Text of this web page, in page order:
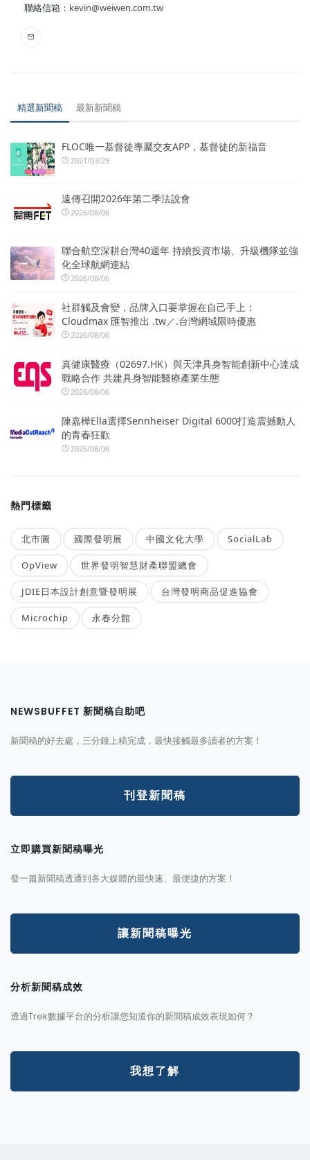
聯絡信箱： kevin@weiwen.com.tw
精選新聞稿 最新新聞稿
FLOC唯一基督徒專屬交友APP，基督徒的新福音
2021/03/29
遠傳召開2026年第二季法說會
2026/08/06
聯合航空深耕台灣40週年 持續投資市場、升級機隊並強
化全球航網連結
2026/08/06
社群觸及會變，品牌入口要掌握在自己手上：
Cloudmax 匯智推出 .tw／.台灣網域限時優惠
2026/08/06
真健康醫療（02697.HK）與天津具身智能創新中心達成
戰略合作 共建具身智能醫療產業生態
2026/08/06
陳嘉樺Ella選擇Sennheiser Digital 6000打造震撼動人
的青春狂歡
2026/08/06
熱門標籤
北市圖 國際發明展 中國文化大學 SocialLab
OpView 世界發明智慧財產聯盟總會
JDIE日本設計創意暨發明展 台灣發明商品促進協會
Microchip 永春分館
NEWSBUFFET 新聞稿自助吧
新聞稿的好去處，三分鐘上稿完成，最快接觸最多讀者的方案！
刊登新聞稿
立即購買新聞稿曝光
發一篇新聞稿透通到各大媒體的最快速、最便捷的方案！
讓新聞稿曝光
分析新聞稿成效
透過Trek數據平台的分析讓您知道你的新聞稿成效表現如何？
我想了解